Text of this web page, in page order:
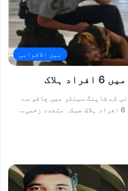
بین الاقوامی
ہلاک
کے شاپنگ سینٹر میں چاقو سے